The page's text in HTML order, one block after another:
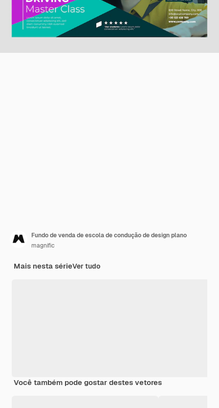
Fundo de venda de escola de condução de design plano
magnific
Mais nesta sérieVer tudo
Você também pode gostar destes vetores